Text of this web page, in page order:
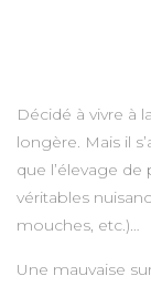
Décidé à vivre à
longère. Mais il
que l’élevage
véritables
mouches, etc.)…
Une mauvaise